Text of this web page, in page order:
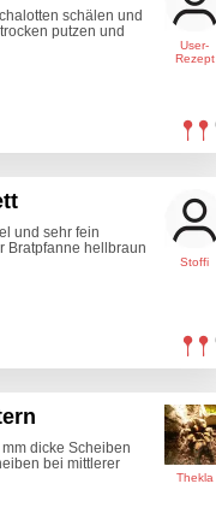
User-
Rezept
schälen und
putzen und
Stoffi
und sehr fein
Bratpfanne hellbraun
Thekla
dicke Scheiben
bei mittlerer